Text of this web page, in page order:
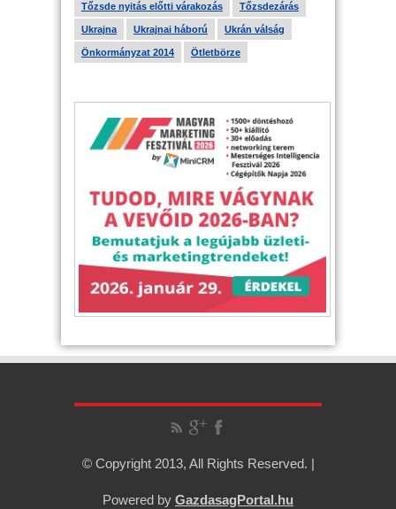
Tőzsde nyitás előtti várakozás Tőzsdezárás
Ukrajna Ukrajnai háború Ukrán válság
Önkormányzat 2014 Ötletbörze
© Copyright 2013, All Rights Reserved. |
Powered by GazdasagPortal.hu